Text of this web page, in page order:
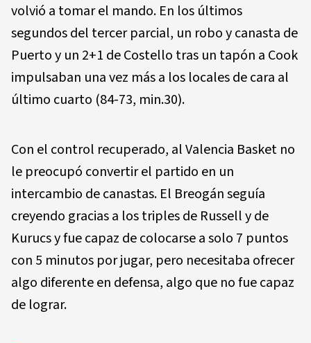
volvió a tomar el mando. En los últimos
segundos del tercer parcial, un robo y canasta de
Puerto y un 2+1 de Costello tras un tapón a Cook
impulsaban una vez más a los locales de cara al
último cuarto (84-73, min.30).
Con el control recuperado, al Valencia Basket no
le preocupó convertir el partido en un
intercambio de canastas. El Breogán seguía
creyendo gracias a los triples de Russell y de
Kurucs y fue capaz de colocarse a solo 7 puntos
con 5 minutos por jugar, pero necesitaba ofrecer
algo diferente en defensa, algo que no fue capaz
de lograr.